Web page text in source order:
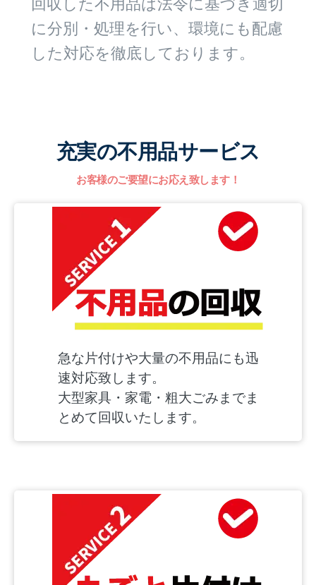
に分別・処理を行い、環境にも配慮
した対応を徹底しております。
充実の不用品サービス
お客様のご要望にお応え致します！
急な片付けや大量の不用品にも迅
速対応致します。
大型家具・家電・粗大ごみまでま
とめて回収いたします。